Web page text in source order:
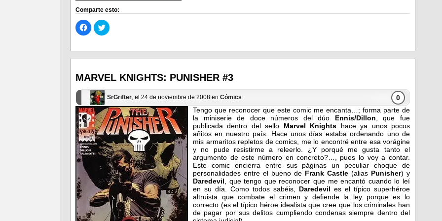
Comparte esto:
Haz
clic
para
en
(Se
en
una
nueva)
Haz
clic
en
(Se
en
una
nueva)
MARVEL KNIGHTS: PUNISHER #3
SrGrifter, el 24 de noviembre de 2008 en Cómics
0
Tengo que reconocer que este comic me encanta…; forma parte de
la miniserie de doce números del dúo Ennis/Dillon , que fue
publicada dentro del sello Marvel Knights hace ya unos pocos
añitos en nuestro país. Hace unos días estaba ordenando uno de
mis armaritos repletos de comics, me lo encontré entre esa vorágine
y no pude resistirme a releerlo. ¿Y porqué me gusta tanto el
argumento de este número en concreto?…, pues lo voy a contar.
Este comic encierra entre sus páginas un peculiar choque de
personalidades entre el bueno de Frank Castle (alias Punisher) y
Daredevil , que tengo que reconocer que me encantó cuando lo leí
en su día. Como todos sabéis, Daredevil es el típico superhéroe
altruista que combate el crimen y defiende la ley porque es lo
correcto (es el típico héroe idealista que cree que los criminales han
de pagar por sus delitos cumpliendo condenas siempre dentro del